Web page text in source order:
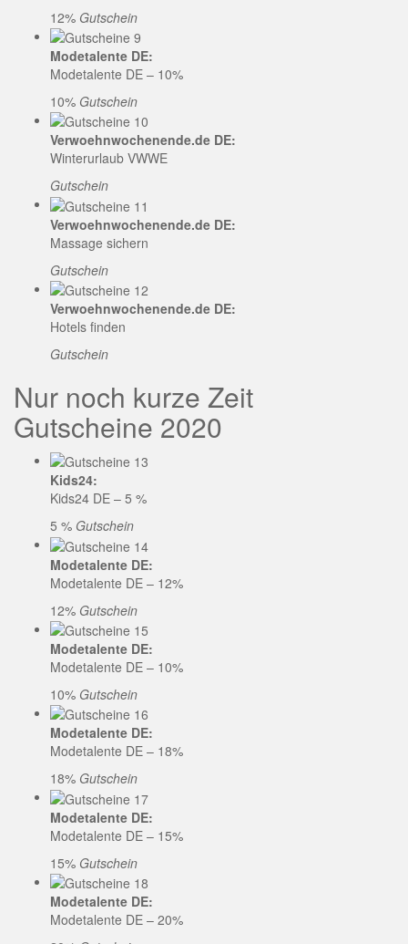
12% Gutschein
Modetalente DE:
Modetalente DE – 10%
10% Gutschein
Verwoehnwochenende.de DE:
Winterurlaub VWWE
Gutschein
Verwoehnwochenende.de DE:
Massage sichern
Gutschein
Verwoehnwochenende.de DE:
Hotels finden
Gutschein
Nur noch kurze Zeit
Gutscheine 2020
Kids24:
Kids24 DE – 5 %
5 % Gutschein
Modetalente DE:
Modetalente DE – 12%
12% Gutschein
Modetalente DE:
Modetalente DE – 10%
10% Gutschein
Modetalente DE:
Modetalente DE – 18%
18% Gutschein
Modetalente DE:
Modetalente DE – 15%
15% Gutschein
Modetalente DE:
Modetalente DE – 20%